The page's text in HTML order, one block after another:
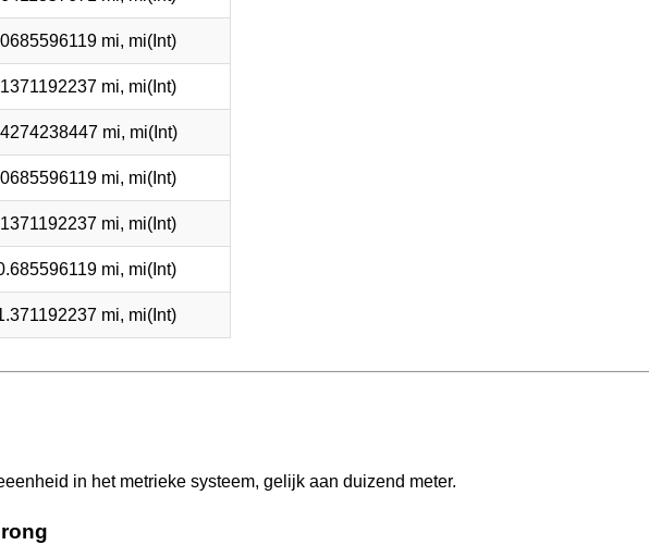
mi, mi(Int)
mi, mi(Int)
mi, mi(Int)
mi, mi(Int)
mi, mi(Int)
mi, mi(Int)
mi, mi(Int)
in het metrieke systeem, gelijk aan duizend meter.